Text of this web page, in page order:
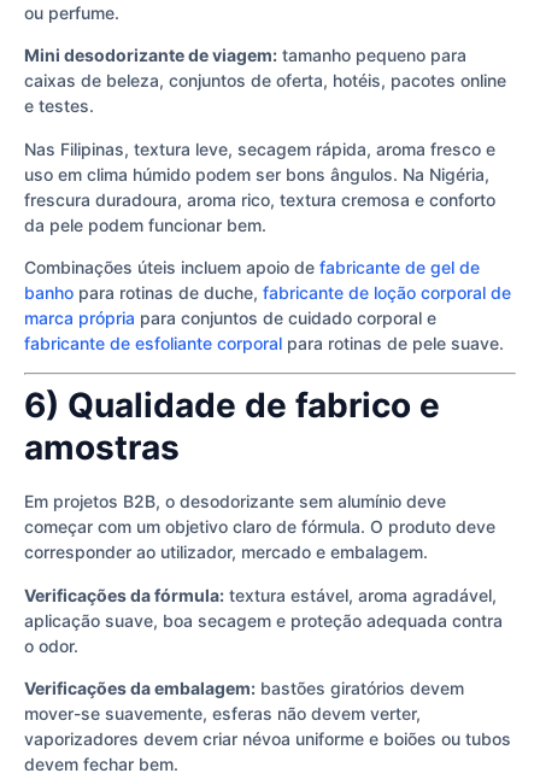
ou perfume.
Mini desodorizante de viagem: tamanho pequeno para
caixas de beleza, conjuntos de oferta, hotéis, pacotes online
e testes.
Nas Filipinas, textura leve, secagem rápida, aroma fresco e
uso em clima húmido podem ser bons ângulos. Na Nigéria,
frescura duradoura, aroma rico, textura cremosa e conforto
da pele podem funcionar bem.
Combinações úteis incluem apoio de fabricante de gel de
banho para rotinas de duche, fabricante de loção corporal de
marca própria para conjuntos de cuidado corporal e
fabricante de esfoliante corporal para rotinas de pele suave.
6) Qualidade de fabrico e
amostras
Em projetos B2B, o desodorizante sem alumínio deve
começar com um objetivo claro de fórmula. O produto deve
corresponder ao utilizador, mercado e embalagem.
Verificações da fórmula: textura estável, aroma agradável,
aplicação suave, boa secagem e proteção adequada contra
o odor.
Verificações da embalagem: bastões giratórios devem
mover-se suavemente, esferas não devem verter,
vaporizadores devem criar névoa uniforme e boiões ou tubos
devem fechar bem.